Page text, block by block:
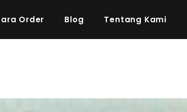
Order Blog Tentang Kami